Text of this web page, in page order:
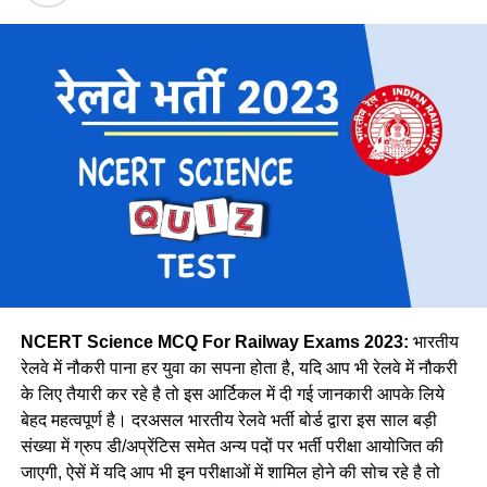
राथल की दो छोटी बेटियाँ है। वे बताती है कि घर और नौकरी का संतुलन
बनाना चुनौतीपूर्ण रहता है, फिर भी वे अपना संतुलन बखूबी तौर से निभाती
वे कहती है कि उनके इस काम को लेकर कई लोग ताने सुनाते है लेकिन वे
लोगों की बातों पर ध्यान नहीं देती है और अपना काम पूरे मन से करती है।
नीलम मानती है कि महिलाओ को हर क्षेत्र में आना चाहिए। क्योंकि महिला
28606
पूर्व तट
8278
30327
1069
18383
उत्तर
38967
उत्तर पश्चिमी
15207
दक्षिण मध्य
16947
दक्षिण पूर्व मध्य
8025
NCERT Science MCQ For Railway Exams 2023: भारतीय
रेलवे में नौकरी पाना हर युवा का सपना होता है, यदि आप भी रेलवे में नौकरी
के लिए तैयारी कर रहे है तो इस आर्टिकल में दी गई जानकारी आपके लिये
बेहद महत्वपूर्ण है। दरअसल भारतीय रेलवे भर्ती बोर्ड द्वारा इस साल बड़ी
संख्या में ग्रुप डी/अप्रेंटिस समेत अन्य पदों पर भर्ती परीक्षा आयोजित की
जाएगी, ऐसें में यदि आप भी इन परीक्षाओं में शामिल होने की सोच रहे है तो